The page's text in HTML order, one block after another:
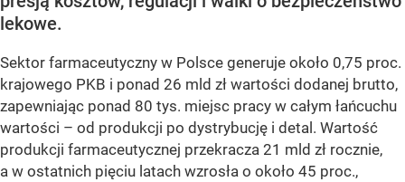
lekowe.
Sektor farmaceutyczny w Polsce generuje około 0,75 proc.
krajowego PKB i ponad 26 mld zł wartości dodanej brutto,
zapewniając ponad 80 tys. miejsc pracy w całym łańcuchu
wartości – od produkcji po dystrybucję i detal. Wartość
produkcji farmaceutycznej przekracza 21 mld zł rocznie,
a w ostatnich pięciu latach wzrosła o około 45 proc.,